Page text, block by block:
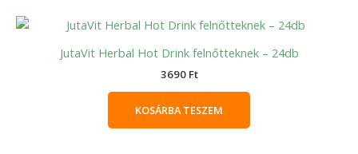
JutaVit Herbal Hot Drink felnőtteknek – 24db
3690 Ft
KOSÁRBA TESZEM